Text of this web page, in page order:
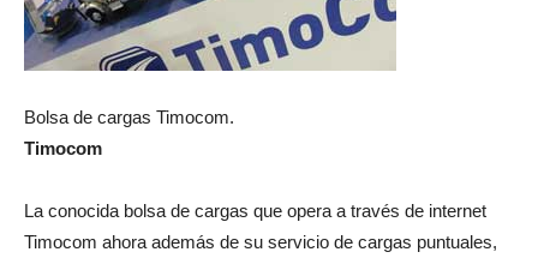
Bolsa de cargas Timocom.
Timocom
La conocida bolsa de cargas que opera a través de internet
Timocom ahora además de su servicio de cargas puntuales,